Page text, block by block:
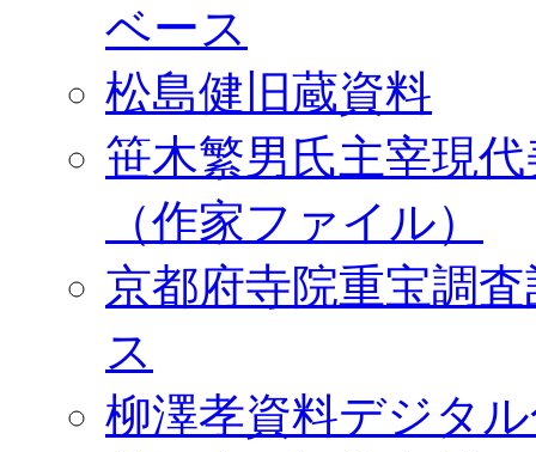
ベース
松島健旧蔵資料
笹木繁男氏主宰現
（作家ファイル）
京都府寺院重宝調
ス
柳澤孝資料デジタ